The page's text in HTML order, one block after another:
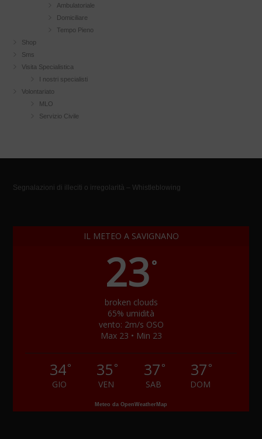
Ambulatoriale
Domiciliare
Tempo Pieno
Shop
Sms
Visita Specialistica
I nostri specialisti
Volontariato
MLO
Servizio Civile
Segnalazioni di illeciti o irregolarità – Whistleblowing
IL METEO A SAVIGNANO
23°
broken clouds
65% umidità
vento: 2m/s OSO
Max 23 • Min 23
34°
GIO
35 °
VEN
37 °
SAB
37 °
DOM
Meteo da OpenWeatherMap